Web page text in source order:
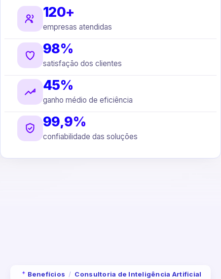
120+
empresas atendidas
98%
satisfação dos clientes
45%
ganho médio de eficiência
99,9%
confiabilidade das soluções
Benefícios / Consultoria de Inteligência Artificial